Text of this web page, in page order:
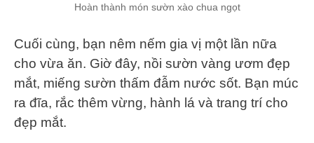
Hoàn thành món sườn xào chua ngọt
Cuối cùng, bạn nêm nếm gia vị một lần nữa
cho vừa ăn. Giờ đây, nồi sườn vàng ươm đẹp
mắt, miếng sườn thấm đẫm nước sốt. Bạn múc
ra đĩa, rắc thêm vừng, hành lá và trang trí cho
đẹp mắt.